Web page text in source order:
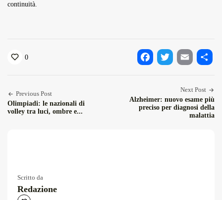
continuità.
0
Previous Post
Olimpiadi: le nazionali di
volley tra luci, ombre e...
Next Post
Alzheimer: nuovo esame più
preciso per diagnosi della
malattia
Scritto da
Redazione